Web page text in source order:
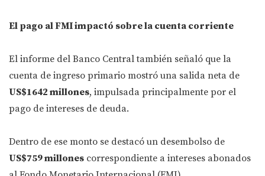
El pago al FMI impactó sobre la cuenta corriente
El informe del Banco Central también señaló que la
cuenta de ingreso primario mostró una salida neta de
US$1642 millones, impulsada principalmente por el
pago de intereses de deuda.
Dentro de ese monto se destacó un desembolso de
US$759 millones correspondiente a intereses abonados